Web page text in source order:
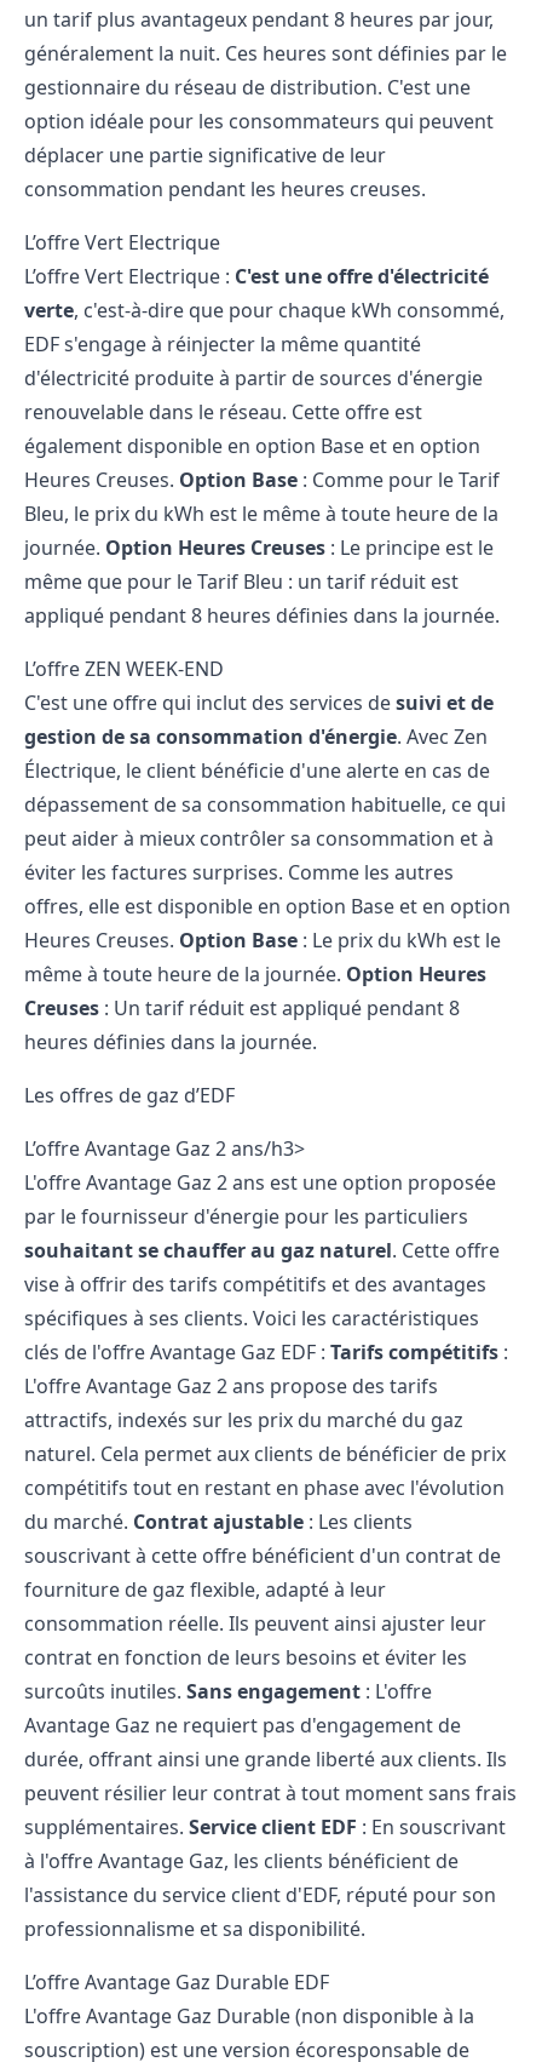
un tarif plus avantageux pendant 8 heures par jour,
généralement la nuit. Ces heures sont définies par le
gestionnaire du réseau de distribution. C'est une
option idéale pour les consommateurs qui peuvent
déplacer une partie significative de leur
consommation pendant les heures creuses.
L’offre Vert Electrique
L’offre Vert Electrique : C'est une offre d'électricité
verte, c'est-à-dire que pour chaque kWh consommé,
EDF s'engage à réinjecter la même quantité
d'électricité produite à partir de sources d'énergie
renouvelable dans le réseau. Cette offre est
également disponible en option Base et en option
Heures Creuses. Option Base : Comme pour le Tarif
Bleu, le prix du kWh est le même à toute heure de la
journée. Option Heures Creuses : Le principe est le
même que pour le Tarif Bleu : un tarif réduit est
appliqué pendant 8 heures définies dans la journée.
L’offre ZEN WEEK-END
C'est une offre qui inclut des services desuivi et de
gestion de sa consommation d'énergie. Avec Zen
Électrique, le client bénéficie d'une alerte en cas de
dépassement de sa consommation habituelle, ce qui
peut aider à mieux contrôler sa consommation et à
éviter les factures surprises. Comme les autres
offres, elle est disponible en option Base et en option
Heures Creuses. Option Base : Le prix du kWh est le
même à toute heure de la journée. Option Heures
Creuses : Un tarif réduit est appliqué pendant 8
heures définies dans la journée.
Les offres de gaz d’EDF
L’offre Avantage Gaz 2 ans/h3>
L'offre Avantage Gaz 2 ans est une option proposée
par le fournisseur d'énergie pour les particuliers
souhaitant se chauffer au gaz naturel. Cette offre
vise à offrir des tarifs compétitifs et des avantages
spécifiques à ses clients. Voici les caractéristiques
clés de l'offre Avantage Gaz EDF : Tarifs compétitifs :
L'offre Avantage Gaz 2 ans propose des tarifs
attractifs, indexés sur les prix du marché du gaz
naturel. Cela permet aux clients de bénéficier de prix
compétitifs tout en restant en phase avec l'évolution
du marché. Contrat ajustable : Les clients
souscrivant à cette offre bénéficient d'un contrat de
fourniture de gaz flexible, adapté à leur
consommation réelle. Ils peuvent ainsi ajuster leur
contrat en fonction de leurs besoins et éviter les
surcoûts inutiles. Sans engagement : L'offre
Avantage Gaz ne requiert pas d'engagement de
durée, offrant ainsi une grande liberté aux clients. Ils
peuvent résilier leur contrat à tout moment sans frais
supplémentaires. Service client EDF : En souscrivant
à l'offre Avantage Gaz, les clients bénéficient de
l'assistance du service client d'EDF, réputé pour son
professionnalisme et sa disponibilité.
L’offre Avantage Gaz Durable EDF
L'offre Avantage Gaz Durable (non disponible à la
souscription) est une version écoresponsable de